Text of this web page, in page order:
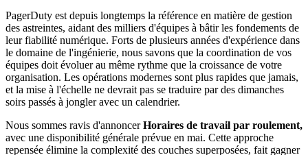
PagerDuty est depuis longtemps la référence en matière de gestion
des astreintes, aidant des milliers d'équipes à bâtir les fondements de
leur fiabilité numérique. Forts de plusieurs années d'expérience dans
le domaine de l'ingénierie, nous savons que la coordination de vos
équipes doit évoluer au même rythme que la croissance de votre
organisation. Les opérations modernes sont plus rapides que jamais,
et la mise à l'échelle ne devrait pas se traduire par des dimanches
soirs passés à jongler avec un calendrier.
Nous sommes ravis d'annoncerHoraires de travail par roulement,
avec une disponibilité générale prévue en mai. Cette approche
repensée élimine la complexité des couches superposées, fait gagner